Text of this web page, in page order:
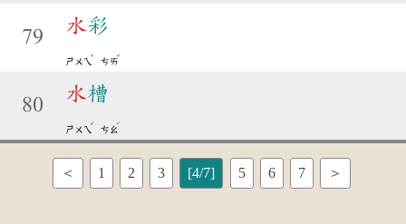
79
水彩
ㄕㄨㄟ
ˇ
ㄘㄞ
ˇ
80
水槽
ㄕㄨㄟ
ˇ
ㄘㄠ
ˊ
＜ 1 2 3 [4/7] 5 6 7 ＞